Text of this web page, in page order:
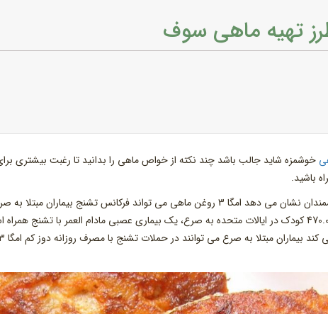
تهیه ماهی سوف
خوشمزه شاید جالب باشد چند نکته از خواص ماهی را بدانید تا رغبت بیشتری
باشید.
بزرگسال و حدود 470.000 کودک در ایالات متحده به صرع، یک بیماری عصبی مادام العمر با